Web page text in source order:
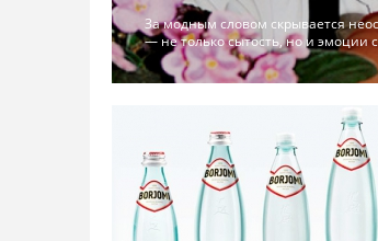
За модным словом скрывается
— не только сытость, но и эмоции